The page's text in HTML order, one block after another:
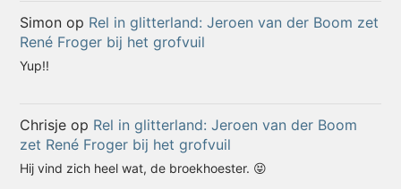
Simon op Rel in glitterland: Jeroen van der Boom zet
René Froger bij het grofvuil
Yup!!
Chrisje op Rel in glitterland: Jeroen van der Boom
zet René Froger bij het grofvuil
Hij vind zich heel wat, de broekhoester. 😝